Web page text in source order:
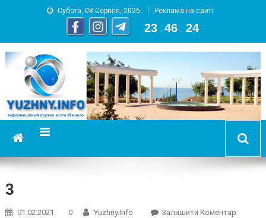
Субота, 08 Серпня, 2026 Реклама на сайті
23 :46 : 25
YUZHNY.INFO
информационный портал города Южный
3
01.02.2021 0 Yuzhny.info Залишити КоментарOn